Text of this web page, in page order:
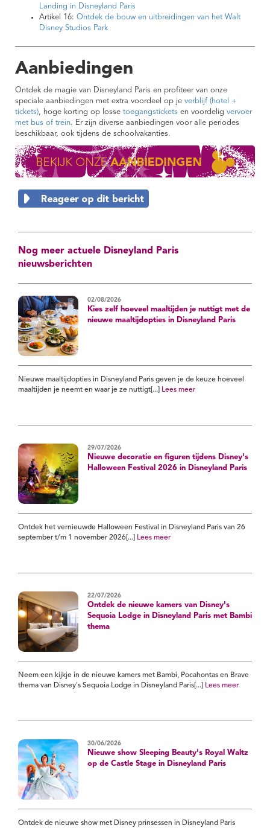
Landing in Disneyland Paris
Artikel 16: Ontdek de bouw en uitbreidingen van het Walt
Disney Studios Park
Aanbiedingen
Ontdek de magie van Disneyland Paris en profiteer van onze
speciale aanbiedingen met extra voordeel op je verblijf (hotel +
tickets) , hoge korting op losse toegangstickets en voordelig vervoer
met bus of trein. Er zijn diverse aanbiedingen voor alle periodes
beschikbaar, ook tijdens de schoolvakanties.
Nog meer actuele Disneyland Paris
nieuwsberichten
02/08/2026
Kies zelf hoeveel maaltijden je nuttigt met de
nieuwe maaltijdopties in Disneyland Paris
Nieuwe maaltijdopties in Disneyland Paris geven je de keuze hoeveel
maaltijden je neemt en waar je ze nuttigt[...]
Lees meer
29/07/2026
Nieuwe decoratie en figuren tijdens Disney's
Halloween Festival 2026 in Disneyland Paris
Ontdek het vernieuwde Halloween Festival in Disneyland Paris van 26
september t/m 1 november 2026[...]
Lees meer
22/07/2026
Ontdek de nieuwe kamers van Disney's
Sequoia Lodge in Disneyland Paris met Bambi
thema
Neem een kijkje in de nieuwe kamers met Bambi, Pocahontas en Brave
thema van Disney's Sequoia Lodge in Disneyland Paris[...]
Lees meer
30/06/2026
Nieuwe show Sleeping Beauty's Royal Waltz
op de Castle Stage in Disneyland Paris
Ontdek de nieuwe show met Disney prinsessen in Disneyland Paris